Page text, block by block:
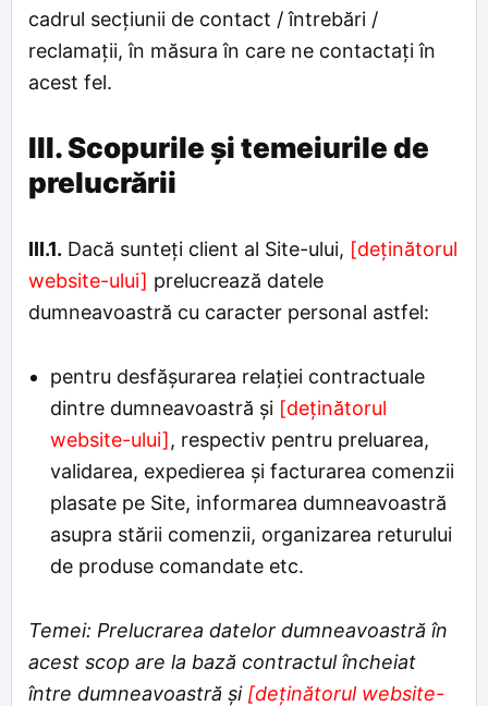
cadrul secțiunii de contact / întrebări /
reclamații, în măsura în care ne contactați în
acest fel.
III. Scopurile și temeiurile de
prelucrării
III.1. Dacă sunteți client al Site-ului, [deținătorul
website-ului] prelucrează datele
dumneavoastră cu caracter personal astfel:
pentru desfășurarea relației contractuale
dintre dumneavoastră şi [deținătorul
website-ului], respectiv pentru preluarea,
validarea, expedierea şi facturarea comenzii
plasate pe Site, informarea dumneavoastră
asupra stării comenzii, organizarea returului
de produse comandate etc.
Temei: Prelucrarea datelor dumneavoastră în
acest scop are la bază contractul încheiat
între dumneavoastră și [deținătorul website-